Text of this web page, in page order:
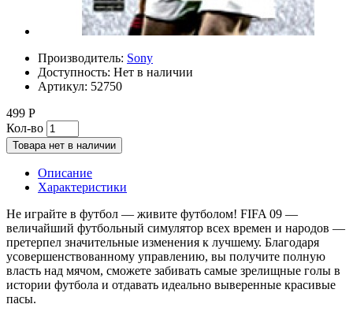
Производитель: Sony
Доступность: Нет в наличии
Артикул: 52750
499 Р
Кол-во
Товара нет в наличии
Описание
Характеристики
Не играйте в футбол — живите футболом! FIFA 09 —
величайший футбольный симулятор всех времен и народов —
претерпел значительные изменения к лучшему. Благодаря
усовершенствованному управлению, вы получите полную
власть над мячом, сможете забивать самые зрелищные голы в
истории футбола и отдавать идеально выверенные красивые
пасы.